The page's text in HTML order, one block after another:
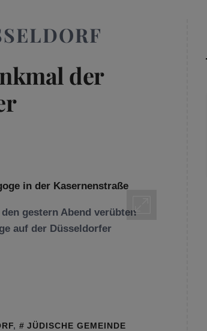
der
gestern Abend verübten
auf der Düsseldorfer
,
JÜDISCHE GEMEINDE